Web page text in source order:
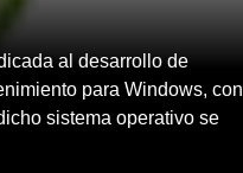
al desarrollo de
para Windows, con
sistema operativo se